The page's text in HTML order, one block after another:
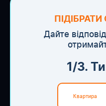
Дайте
1/3.
Квартира